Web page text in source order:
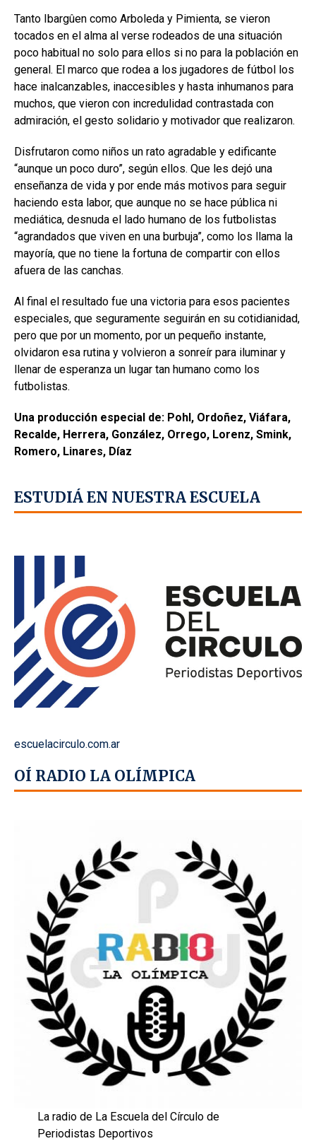
Tanto Ibargûen como Arboleda y Pimienta, se vieron
tocados en el alma al verse rodeados de una situación
poco habitual no solo para ellos si no para la población en
general. El marco que rodea a los jugadores de fútbol los
hace inalcanzables, inaccesibles y hasta inhumanos para
muchos, que vieron con incredulidad contrastada con
admiración, el gesto solidario y motivador que realizaron.
Disfrutaron como niños un rato agradable y edificante
“aunque un poco duro”, según ellos. Que les dejó una
enseñanza de vida y por ende más motivos para seguir
haciendo esta labor, que aunque no se hace pública ni
mediática, desnuda el lado humano de los futbolistas
“agrandados que viven en una burbuja”, como los llama la
mayoría, que no tiene la fortuna de compartir con ellos
afuera de las canchas.
Al final el resultado fue una victoria para esos pacientes
especiales, que seguramente seguirán en su cotidianidad,
pero que por un momento, por un pequeño instante,
olvidaron esa rutina y volvieron a sonreír para iluminar y
llenar de esperanza un lugar tan humano como los
futbolistas.
Una producción especial de: Pohl, Ordoñez, Viáfara,
Recalde, Herrera, González, Orrego, Lorenz, Smink,
Romero, Linares, Díaz
ESTUDIÁ EN NUESTRA ESCUELA
escuelacirculo.com.ar
OÍ RADIO LA OLÍMPICA
La radio de La Escuela del Círculo de
Periodistas Deportivos